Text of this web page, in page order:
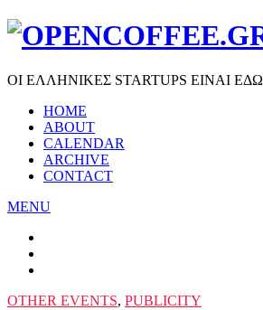
ΟΙ ΕΛΛΗΝΙΚΕΣ STARTUPS ΕΙΝΑΙ ΕΔΩ
HOME
ABOUT
CALENDAR
ARCHIVE
CONTACT
MENU
OTHER EVENTS, PUBLICITY